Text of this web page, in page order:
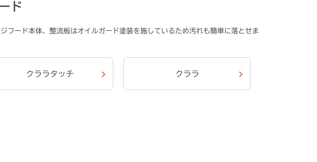
ド
ジフード本体、整流板はオイルガード塗装を施しているため汚れも簡単に落とせま
クララタッチ クララ